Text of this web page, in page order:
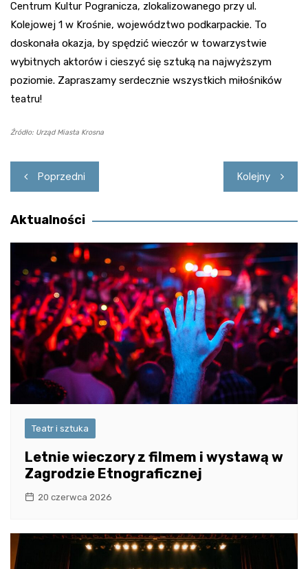
Centrum Kultur Pogranicza, zlokalizowanego przy ul.
Kolejowej 1 w Krośnie, województwo podkarpackie. To
doskonała okazja, by spędzić wieczór w towarzystwie
wybitnych aktorów i cieszyć się sztuką na najwyższym
poziomie. Zapraszamy serdecznie wszystkich miłośników
teatru!
Źródło: Urząd Miasta Krosna
Nawigacja
wpisu
Poprzedni Kolejny
Aktualności
Teatr i sztuka
Letnie wieczory z filmem i wystawą w
Zagrodzie Etnograficznej
20 czerwca 2026